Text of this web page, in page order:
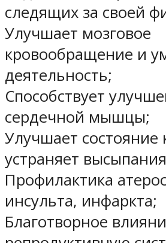
следящих за своей
Улучшает мозговое
кровообращение и
деятельность;
Способствует
сердечной мышцы;
Улучшает состояние
устраняет
Профилактика
инсульта, инфаркта;
Благотворное